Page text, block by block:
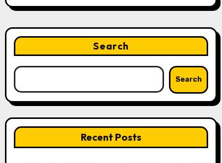
Search
Search
Recent Posts